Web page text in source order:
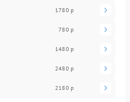
1780 р
780 р
1480 р
2480 р
2180 р